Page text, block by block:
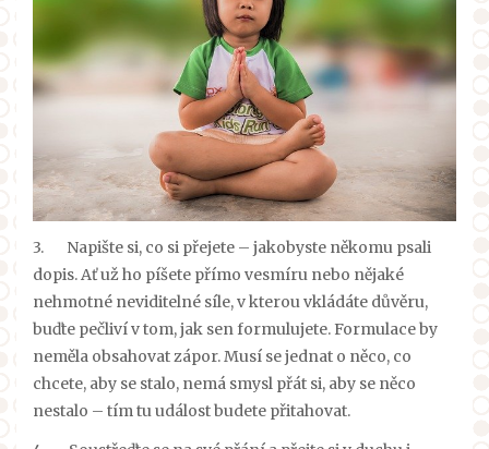
3.
Napište si, co si přejete – jakobyste někomu psali
dopis. Ať už ho píšete přímo vesmíru nebo nějaké
nehmotné neviditelné síle, v kterou vkládáte důvěru,
buďte pečliví v tom, jak sen formulujete. Formulace by
neměla obsahovat zápor. Musí se jednat o něco, co
chcete, aby se stalo, nemá smysl přát si, aby se něco
nestalo – tím tu událost budete přitahovat.